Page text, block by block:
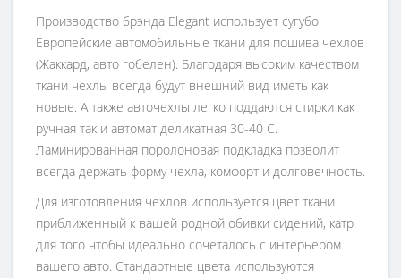
Производство брэнда Elegant использует сугубо
Европейские автомобильные ткани для пошива чехлов
(Жаккард, авто гобелен). Благодаря высоким качеством
ткани чехлы всегда будут внешний вид иметь как
новые. А также авточехлы легко поддаются стирки как
ручная так и автомат деликатная 30-40 С.
Ламинированная поролоновая подкладка позволит
всегда держать форму чехла, комфорт и долговечность.
Для изготовления чехлов используется цвет ткани
приближенный к вашей родной обивки сидений, катр
для того чтобы идеально сочеталось с интерьером
вашего авто. Стандартные цвета используются